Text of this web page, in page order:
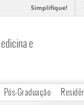
Simplifique!
e
Pós-Graduação